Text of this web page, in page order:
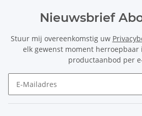
Nieuwsbrief
Stuur mij overeenkomstig uw
elk gewenst moment
productaanbod per